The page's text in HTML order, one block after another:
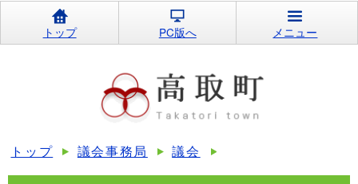
トップ PC版へ メニュー
トップ 議会事務局 議会